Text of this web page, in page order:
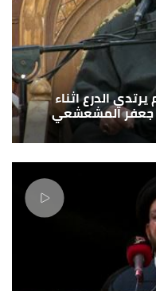
الدرع اثناء
جعفر المشعشعي